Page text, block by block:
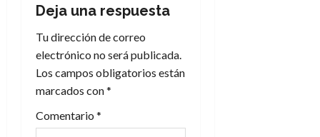
i
ó
n
d
Deja una respuesta
Tu dirección de correo
electrónico no será publicada.
Los campos obligatorios están
marcados con*
Comentario *